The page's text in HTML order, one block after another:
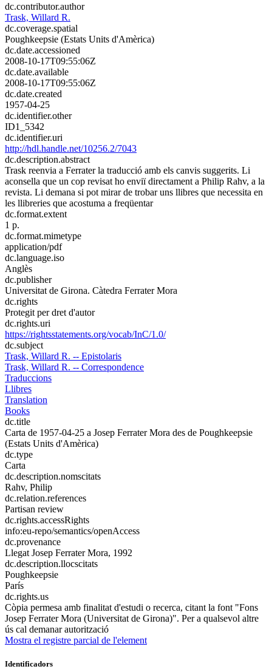
dc.contributor.author
Trask, Willard R.
dc.coverage.spatial
Poughkeepsie (Estats Units d'Amèrica)
dc.date.accessioned
2008-10-17T09:55:06Z
dc.date.available
2008-10-17T09:55:06Z
dc.date.created
1957-04-25
dc.identifier.other
ID1_5342
dc.identifier.uri
http://hdl.handle.net/10256.2/7043
dc.description.abstract
Trask reenvia a Ferrater la traducció amb els canvis suggerits. Li
aconsella que un cop revisat ho enviï directament a Philip Rahv, a la
revista. Li demana si pot mirar de trobar uns llibres que necessita en
les llibreries que acostuma a freqüentar
dc.format.extent
1 p.
dc.format.mimetype
application/pdf
dc.language.iso
Anglès
dc.publisher
Universitat de Girona. Càtedra Ferrater Mora
dc.rights
Protegit per dret d'autor
dc.rights.uri
https://rightsstatements.org/vocab/InC/1.0/
dc.subject
Trask, Willard R. -- Epistolaris
Trask, Willard R. -- Correspondence
Traduccions
Llibres
Translation
Books
dc.title
Carta de 1957-04-25 a Josep Ferrater Mora des de Poughkeepsie
(Estats Units d'Amèrica)
dc.type
Carta
dc.description.nomscitats
Rahv, Philip
dc.relation.references
Partisan review
dc.rights.accessRights
info:eu-repo/semantics/openAccess
dc.provenance
Llegat Josep Ferrater Mora, 1992
dc.description.llocscitats
Poughkeepsie
París
dc.rights.us
Còpia permesa amb finalitat d'estudi o recerca, citant la font "Fons
Josep Ferrater Mora (Universitat de Girona)". Per a qualsevol altre
ús cal demanar autorització
Mostra el registre parcial de l'element
Identificadors